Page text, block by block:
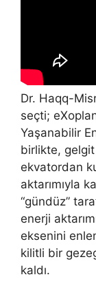
Dr. Haqq-
seçti;
Yaşanabilir
birlikte,
ekvatordan
aktarımıyla
“gündüz”
enerji
eksenini
kilitli bir
kaldı.